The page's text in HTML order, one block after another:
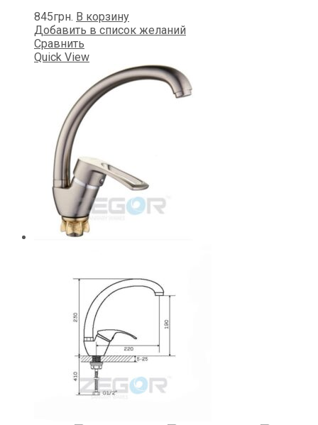
845грн. В корзину
Добавить в список желаний
Сравнить
Quick View